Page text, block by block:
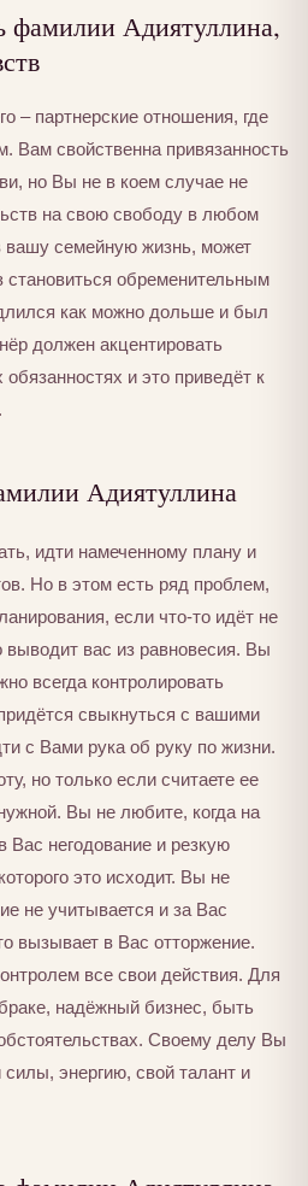
фамилии Адиятуллина,
– партнерские отношения, где
Вам свойственна привязанность
но Вы не в коем случае не
на свою свободу в любом
вашу семейную жизнь, может
становиться обременительным
как можно дольше и был
должен акцентировать
и это приведёт к
Адиятуллина
идти намеченному плану и
Но в этом есть ряд проблем,
если что-то идёт не
выводит вас из равновесия. Вы
всегда контролировать
свыкнуться с вашими
с Вами рука об руку по жизни.
но только если считаете ее
Вы не любите, когда на
Вас негодование и резкую
это исходит. Вы не
не учитывается и за Вас
вызывает в Вас отторжение.
все свои действия. Для
надёжный бизнес, быть
Своему делу Вы
силы, энергию, свой талант и